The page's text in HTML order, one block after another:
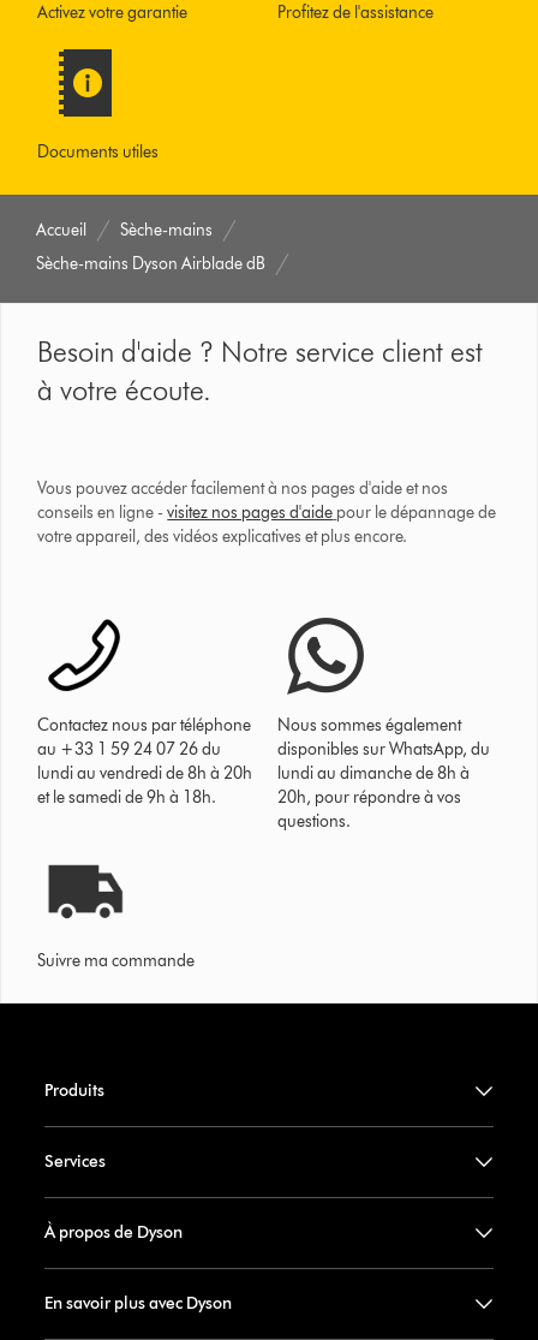
Activez votre garantie Profitez de l'assistance
Documents utiles
Accueil
Sèche-mains
Sèche-mains Dyson Airblade dB
Besoin d'aide ? Notre service client est
à votre écoute.
Vous pouvez accéder facilement à nos pages d'aide et nos
conseils en ligne -visitez nos pages d'aide pour le dépannage de
votre appareil, des vidéos explicatives et plus encore.
Contactez nous par téléphone
au +33 1 59 24 07 26 du
lundi au vendredi de 8h à 20h
et le samedi de 9h à 18h.
Nous sommes également
disponibles sur WhatsApp, du
lundi au dimanche de 8h à
20h, pour répondre à vos
questions.
Suivre ma commande
Produits
Services
À propos de Dyson
En savoir plus avec Dyson